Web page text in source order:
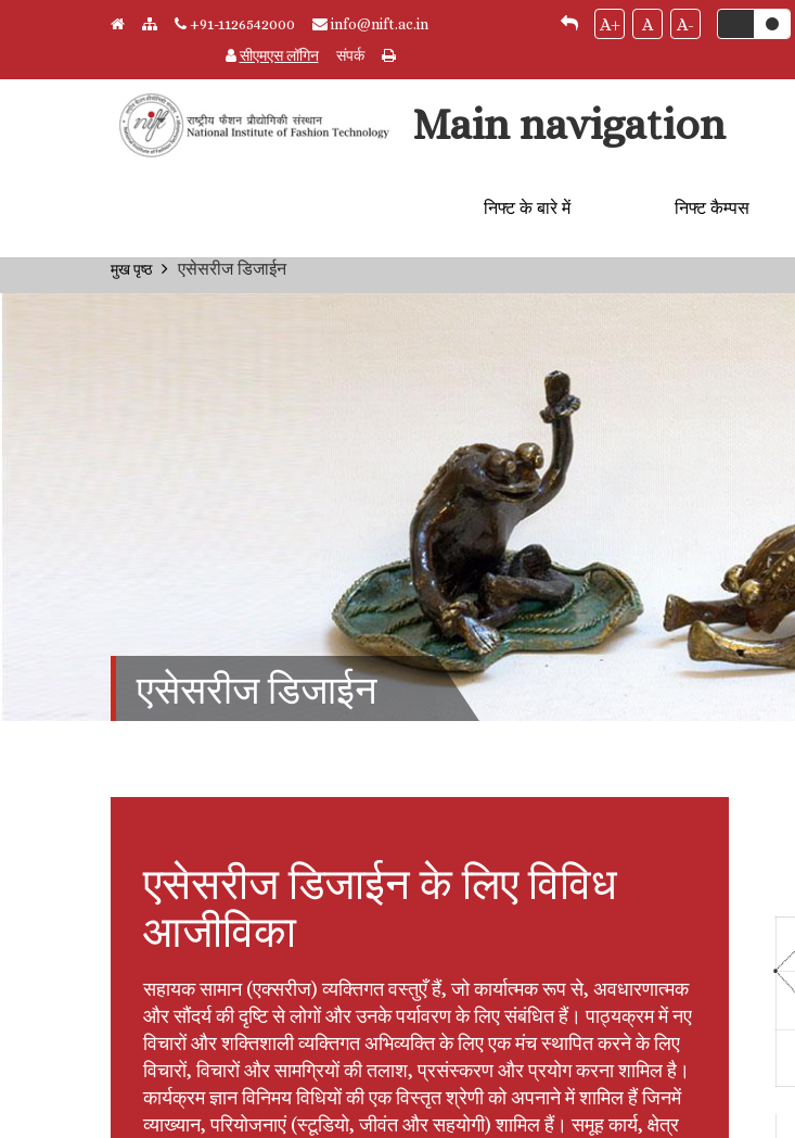
Skip to main content
+91-1126542000 info@nift.ac.in A+ A A-
सीएमएस लॉगिन
संपर्क
Main navigation
निफ्ट के बारे में निफ्ट कैम्‍पस
मुख पृष्ठ एसेसरीज डिजाईन
एसेसरीज डिजाईन
एसेसरीज डिजाईन के लिए विविध
आजीविका
सहायक सामान (एक्सरीज) व्यक्तिगत वस्तुएँ हैं, जो कार्यात्मक रूप से, अवधारणात्मक
और सौंदर्य की दृष्टि से लोगों और उनके पर्यावरण के लिए संबंधित हैं। पाठ्यक्रम में नए
विचारों और शक्तिशाली व्यक्तिगत अभिव्यक्ति के लिए एक मंच स्थापित करने के लिए
विचारों, विचारों और सामग्रियों की तलाश, प्रसंस्करण और प्रयोग करना शामिल है।
कार्यक्रम ज्ञान विनिमय विधियों की एक विस्तृत श्रेणी को अपनाने में शामिल हैं जिनमें
व्याख्यान, परियोजनाएं (स्टूडियो, जीवंत और सहयोगी) शामिल हैं। समूह कार्य, क्षेत्र